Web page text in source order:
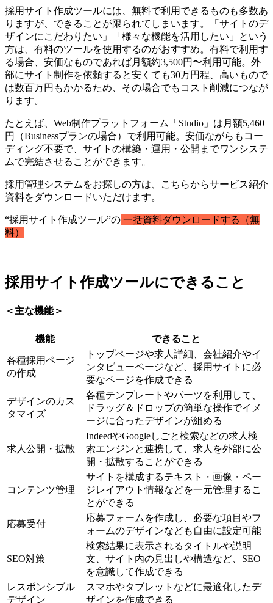
採用サイト作成ツールには、無料で利用できるものも多数あ
りますが、できることが限られてしまいます。「サイトのデ
ザインにこだわりたい」「様々な機能を活用したい」という
方は、有料のツールを使用するのがおすすめ。有料で利用す
る場合、安価なものであれば月額約3,500円〜利用可能。外
部にサイト制作を依頼すると安くても30万円程、高いもので
は数百万円もかかるため、その場合でもコスト削減につなが
ります。
たとえば、Web制作プラットフォーム「Studio」は月額5,460
円（Businessプランの場合）で利用可能。安価ながらもコー
ディング不要で、サイトの構築・運用・公開までワンシステ
ムで完結させることができます。
採用管理システムをお探しの方は、こちらからサービス紹介
資料をダウンロードいただけます。
“採用サイト作成ツール”の 一括資料ダウンロードする（無
料）
採用サイト作成ツールにできること
＜主な機能＞
機能 できること
各種採用ページ
の作成
トップページや求人詳細、会社紹介やイ
ンタビューページなど、採用サイトに必
要なページを作成できる
デザインのカス
タマイズ
各種テンプレートやパーツを利用して、
ドラッグ＆ドロップの簡単な操作でイメ
ージに合ったデザインが組める
求人公開・拡散
IndeedやGoogleしごと検索などの求人検
索エンジンと連携して、求人を外部に公
開・拡散することができる
コンテンツ管理
サイトを構成するテキスト・画像・ペー
ジレイアウト情報などを一元管理するこ
とができる
応募受付
応募フォームを作成し、必要な項目やフ
ォームのデザインなども自由に設定可能
SEO対策
検索結果に表示されるタイトルや説明
文、サイト内の見出しや構造など、SEO
を意識して作成できる
レスポンシブル
デザイン
スマホやタブレットなどに最適化したデ
ザインを作成できる